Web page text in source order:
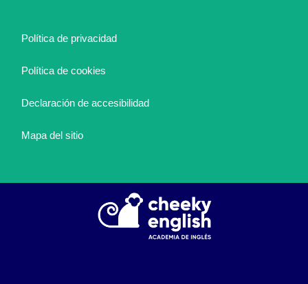
Política de privacidad
Política de cookies
Declaración de accesibilidad
Mapa del sitio